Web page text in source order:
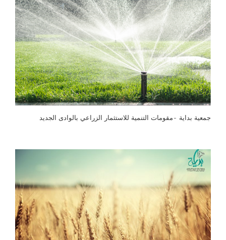
جمعية بداية -مقومات التنمية للاستثمار الزراعي بالوادى الجديد